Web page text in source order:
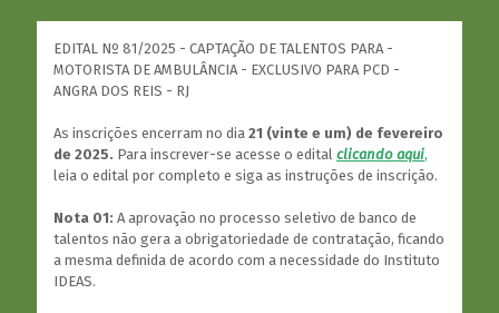
EDITAL Nº 81/2025 - CAPTAÇÃO DE TALENTOS PARA -
MOTORISTA DE AMBULÂNCIA - EXCLUSIVO PARA PCD -
ANGRA DOS REIS - RJ
As inscrições encerram no dia 21 (vinte e um) de fevereiro
de 2025. Para inscrever-se acesse o edital clicando aqui,
leia o edital por completo e siga as instruções de inscrição.
Nota 01: A aprovação no processo seletivo de banco de
talentos não gera a obrigatoriedade de contratação, ficando
a mesma definida de acordo com a necessidade do Instituto
IDEAS.